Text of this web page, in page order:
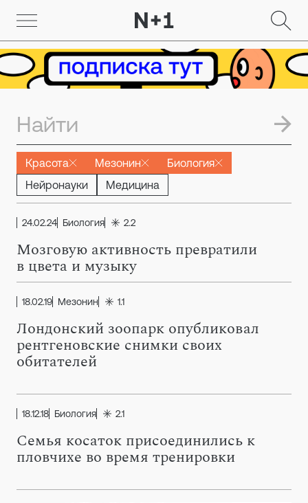
Красота Мезонин
Биология
Нейронауки
Медицина
24.02.24 Биология 2.2
Мозговую активность превратили
в цвета и музыку
18.02.19 Мезонин 1.1
Лондонский зоопарк опубликовал
рентгеновские снимки своих
обитателей
18.12.18 Биология 2.1
Семья косаток присоединились к
пловчихе во время тренировки